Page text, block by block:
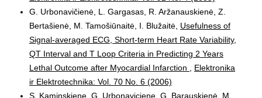
G. Urbonavičienė, L. Gargasas, R. Aržanauskienė, Z.
Bertašienė, M. Tamošiūnaitė, I. Blužaitė, Usefulness of
Signal-averaged ECG, Short-term Heart Rate Variability,
QT Interval and T Loop Criteria in Predicting 2 Years
Lethal Outcome after Myocardial Infarction
Elektronika
ir Elektrotechnika: Vol. 70 No. 6 (2006)
S. Kaminskiene, G. Urbonaviciene, G. Barauskienė, M.